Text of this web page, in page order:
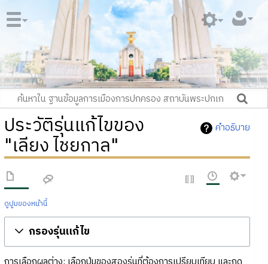
คำอธิบาย
ประวัติรุ่นแก้ไขของ
"เลียง ไชยกาล"
ดูปูมของหน้านี้
กรองรุ่นแก้ไข